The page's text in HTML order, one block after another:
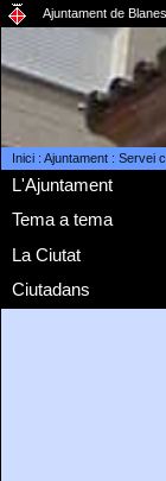
Ajuntament de Blanes
Inici: Ajuntament: Servei
L'Ajuntament
Tema a tema
La Ciutat
Ciutadans